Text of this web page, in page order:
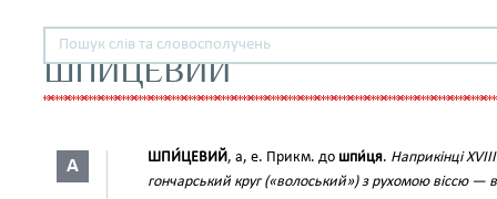
ШПИЦЕВИЙ
А ШПИ́ЦЕВИЙ, а, е. Прикм. до шпи́ця. Наприкінці
гончарський круг («волоський») з рухомою віссю —